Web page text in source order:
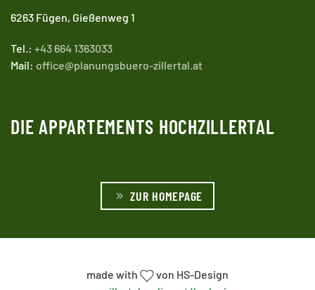
6263 Fügen, Gießenweg 1
Tel.: +43 664 1363033
Mail: office@planungsbuero-zillertal.at
DIE APPARTEMENTS HOCHZILLERTAL
ZUR HOMEPAGE
made with
von HS-Design